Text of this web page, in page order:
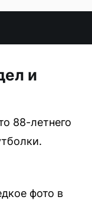
и
88-летнего
фото в